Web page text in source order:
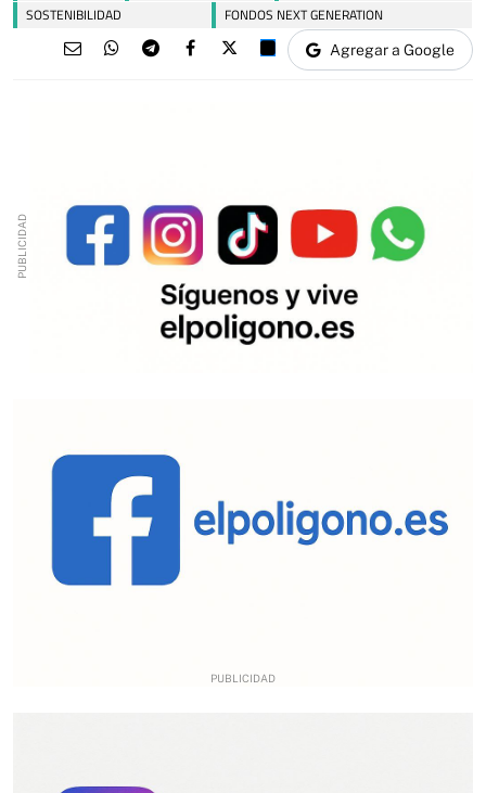
SOSTENIBILIDAD FONDOS NEXT GENERATION
Agregar a Google